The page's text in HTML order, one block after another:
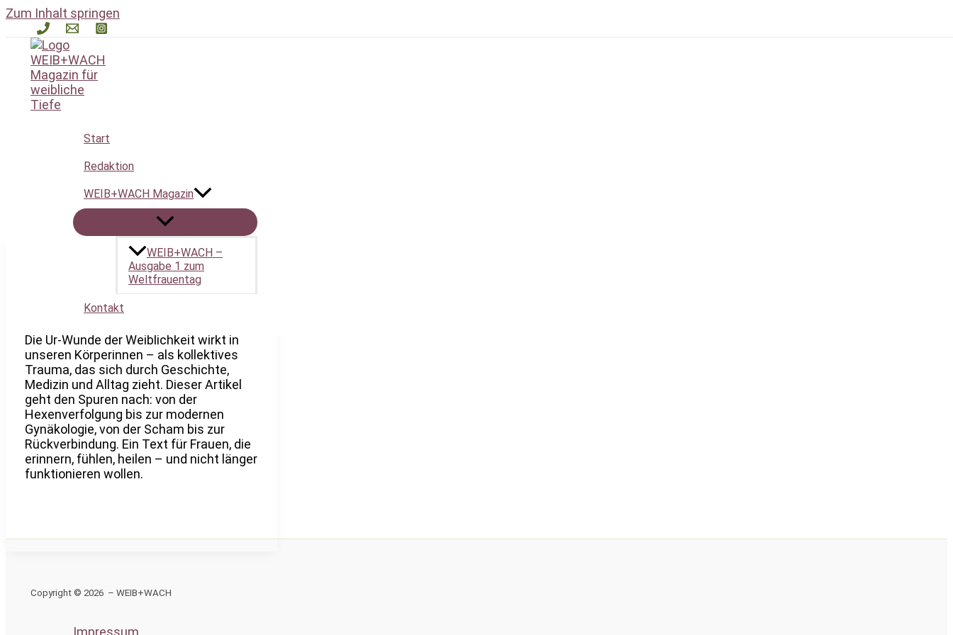
Zum Inhalt springen
Start
Redaktion
WEIB+WACH Magazin
WEIB+WACH –
Ausgabe 1 zum
Weltfrauentag
Kontakt
Frauenzentrierte Medizin
Die weibliche Ur-Wunde
26. August 2025
Die Ur-Wunde der Weiblichkeit wirkt in
unseren Körperinnen – als kollektives
Trauma, das sich durch Geschichte,
Medizin und Alltag zieht. Dieser Artikel
geht den Spuren nach: von der
Hexenverfolgung bis zur modernen
Gynäkologie, von der Scham bis zur
Rückverbindung. Ein Text für Frauen, die
erinnern, fühlen, heilen – und nicht länger
funktionieren wollen.
Copyright © 2026 – WEIB+WACH
Impressum